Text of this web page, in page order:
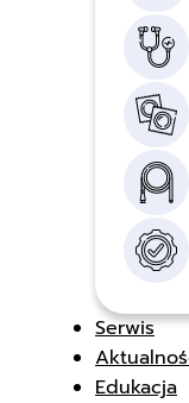
Serwis
Edukacja